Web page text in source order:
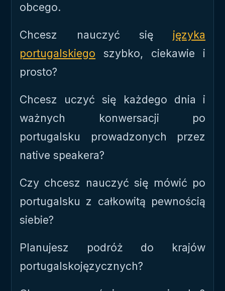
obcego.
Chcesz nauczyć się języka
portugalskiego szybko, ciekawie i
prosto?
Chcesz uczyć się każdego dnia i
ważnych konwersacji po
portugalsku prowadzonych przez
native speakera?
Czy chcesz nauczyć się mówić po
portugalsku z całkowitą pewnością
siebie?
Planujesz podróż do krajów
portugalskojęzycznych?